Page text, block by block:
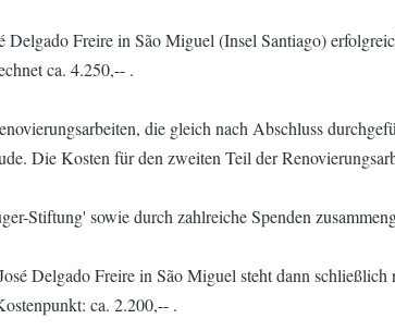
Freire in São Miguel (Insel Santiago)
ca. 4.250,-- .
die gleich nach Abschluss
Die Kosten für den zweiten Teil der
Stiftung' sowie durch zahlreiche Spenden
Delgado Freire in São Miguel steht dann
ca. 2.200,-- .